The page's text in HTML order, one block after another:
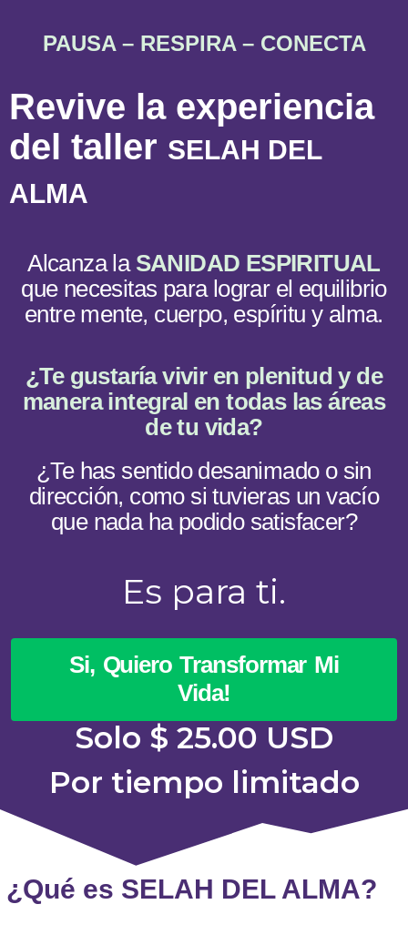
PAUSA – RESPIRA – CONECTA
Revive la experiencia
del taller SELAH DEL
ALMA
Alcanza la SANIDAD ESPIRITUAL
que necesitas para lograr el equilibrio
entre mente, cuerpo, espíritu y alma.
¿Te gustaría vivir en plenitud y de
manera integral en todas las áreas
de tu vida?
¿Te has sentido desanimado o sin
dirección, como si tuvieras un vacío
que nada ha podido satisfacer?
Es para ti.
Si, Quiero Transformar Mi
Vida!
Solo $ 25.00 USD
Por tiempo limitado
¿Qué es SELAH DEL ALMA?